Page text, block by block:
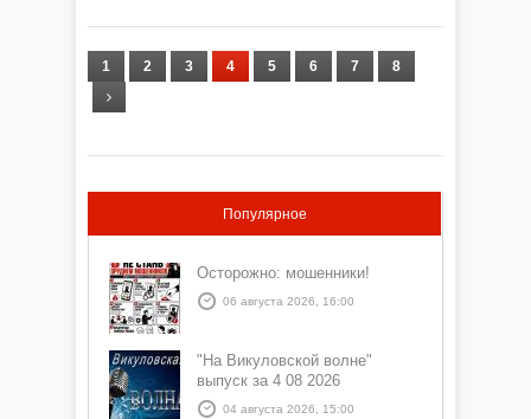
1 2 3 4 5 6 7 8
Популярное
Осторожно: мошенники!
06 августа 2026, 16:00
"На Викуловской волне"
выпуск за 4 08 2026
04 августа 2026, 15:00